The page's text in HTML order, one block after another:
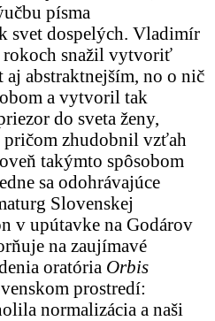
písma
svet dospelých. Vladimír
rokoch snažil vytvoriť
abstraktnejším, no o nič
a vytvoril tak
do sveta ženy,
pričom zhudobnil vzťah
takýmto spôsobom
sa odohrávajúce
Slovenskej
v upútavke na Godárov
na zaujímavé
oratória Orbis
prostredí:
normalizácia a naši